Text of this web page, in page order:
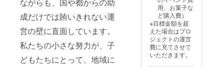
成だけでは賄いきれない運
営の壁に直面しています。
私たちの小さな努力が、子
どもたちにとって、地域に
用、お菓子な
ど購入費）
※目標金額を超
えた場合はプロ
ジェクトの運営
費に充てさせて
いただきます。